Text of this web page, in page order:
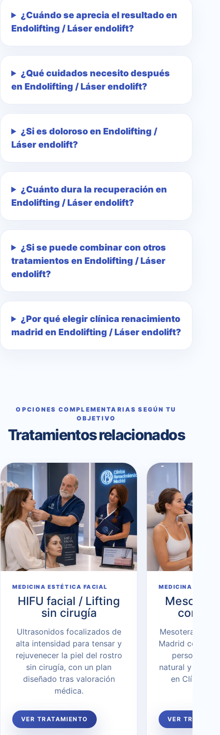
¿Cuándo se aprecia el resultado en
Endolifting / Láser endolift?
¿Qué cuidados necesito después
en Endolifting / Láser endolift?
¿Si es doloroso en Endolifting /
Láser endolift?
¿Cuánto dura la recuperación en
Endolifting / Láser endolift?
¿Si se puede combinar con otros
tratamientos en Endolifting / Láser
endolift?
¿Por qué elegir clínica renacimiento
madrid en Endolifting / Láser endolift?
OPCIONES COMPLEMENTARIAS SEGÚN TU
OBJETIVO
Tratamientos relacionados
MEDICINA ESTÉTICA FACIAL
HIFU facial / Lifting
sin cirugía
Ultrasonidos focalizados de
alta intensidad para tensar y
rejuvenecer la piel del rostro
sin cirugía, con un plan
diseñado tras valoración
médica.
VER TRATAMIENTO
MEDICINA
con
Mesoterapia
Madrid con
natural y
en Clínica
VER